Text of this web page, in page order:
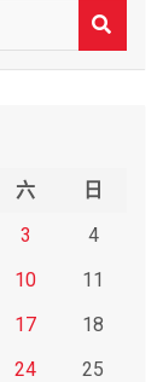
六
日
3
4
10
11
17
18
24
25